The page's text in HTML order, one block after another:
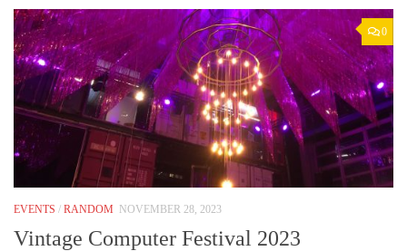
0
EVENTS / RANDOM NOVEMBER 28, 2023
Vintage Computer Festival 2023